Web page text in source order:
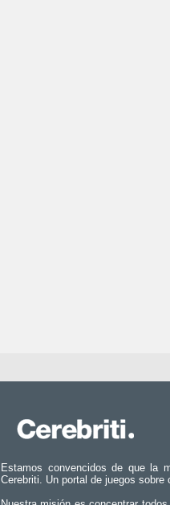
Estamos convencidos de que la
Cerebriti. Un portal de juegos